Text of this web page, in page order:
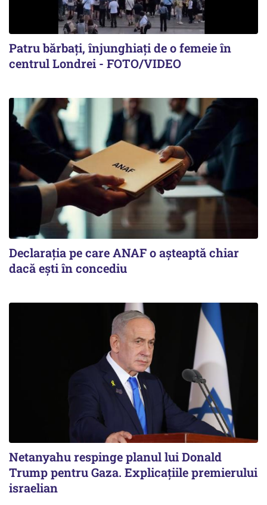
Patru bărbați, înjunghiați de o femeie în
centrul Londrei - FOTO/VIDEO
Declarația pe care ANAF o așteaptă chiar
dacă ești în concediu
Netanyahu respinge planul lui Donald
Trump pentru Gaza. Explicațiile premierului
israelian